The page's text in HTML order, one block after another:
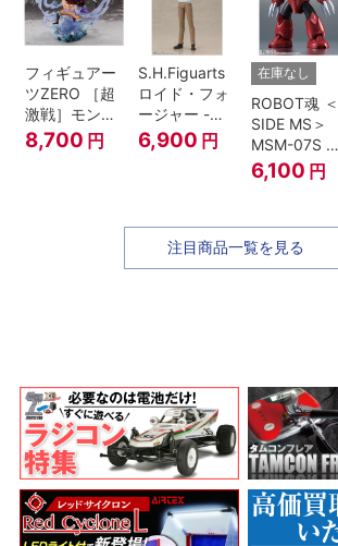
フィギュアー
ツZERO ［超
激戦］モンキ
ー・D・ルフ
ィ -ギア4 三
8,700 円
S.H.Figuarts
ロイド・フォ
ージャー -フ
ォージャー家
のちち-
『SPY×FAMILY』
6,900 円
在庫なし
ROBOT魂 ＜
SIDE MS＞
MSM-07S シ
ャア専用ズゴ
ック ver.
6,100 円
注目商品一覧を見る